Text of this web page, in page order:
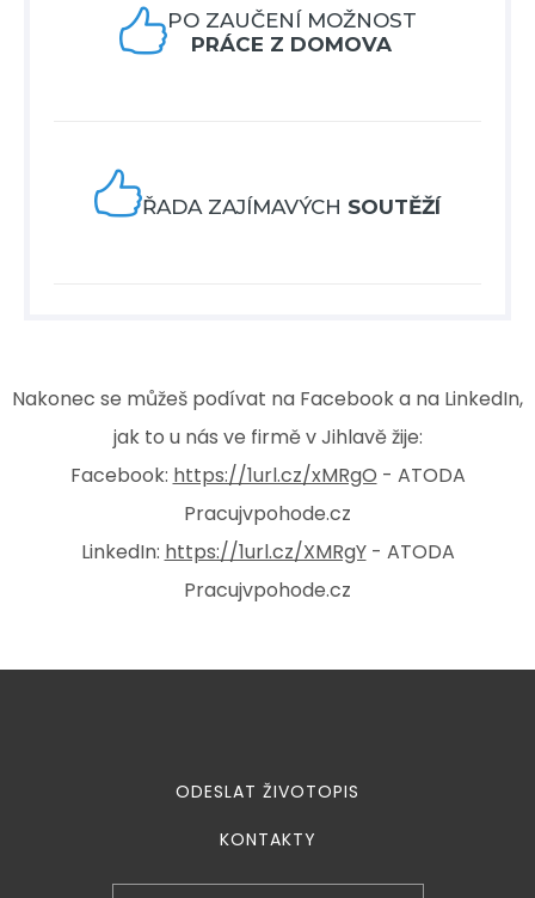
PO ZAUČENÍ MOŽNOST
PRÁCE Z DOMOVA
ŘADA ZAJÍMAVÝCH SOUTĚŽÍ
Nakonec se můžeš podívat na Facebook a na LinkedIn,
jak to u nás ve firmě v Jihlavě žije:
Facebook: https://1url.cz/xMRgO - ATODA
Pracujvpohode.cz
LinkedIn: https://1url.cz/XMRgY- ATODA
Pracujvpohode.cz
ODESLAT ŽIVOTOPIS
KONTAKTY